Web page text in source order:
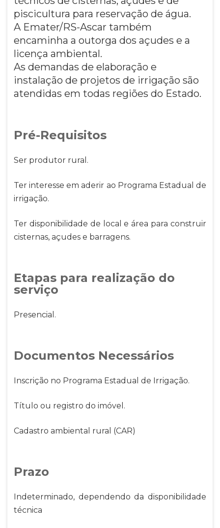
piscicultura para reservação de água.
A Emater/RS-Ascar também
encaminha a outorga dos açudes e a
licença ambiental.
As demandas de elaboração e
instalação de projetos de irrigação são
atendidas em todas regiões do Estado.
Pré-Requisitos
Ser produtor rural.
Ter interesse em aderir ao Programa Estadual de
irrigação.
Ter disponibilidade de local e área para construir
cisternas, açudes e barragens.
Etapas para realização do
serviço
Presencial.
Documentos Necessários
Inscrição no Programa Estadual de Irrigação.
Título ou registro do imóvel.
Cadastro ambiental rural (CAR)
Prazo
Indeterminado, dependendo da disponibilidade
técnica